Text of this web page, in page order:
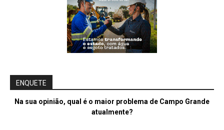
ENQUETE
Na sua opinião, qual é o maior problema de Campo Grande
atualmente?